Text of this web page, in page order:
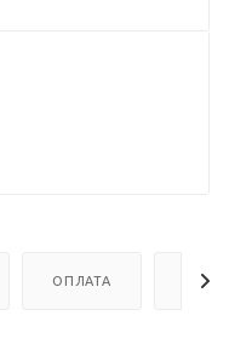
ОПЛАТА